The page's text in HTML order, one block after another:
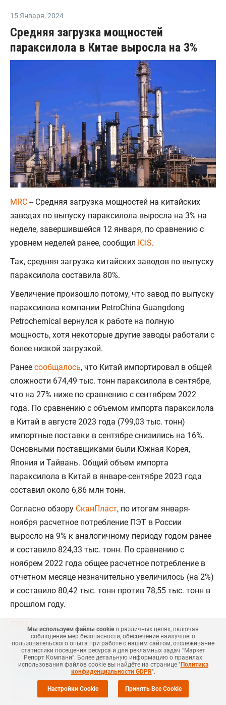
15 Января, 2024
Средняя загрузка мощностей
параксилола в Китае выросла на 3%
MRC -- Средняя загрузка мощностей на китайских
заводах по выпуску параксилола выросла на 3% на
неделе, завершившейся 12 января, по сравнению с
уровнем неделей ранее, сообщил ICIS.
Так, средняя загрузка китайских заводов по выпуску
параксилола составила 80%.
Увеличение произошло потому, что завод по выпуску
параксилола компании PetroChina Guangdong
Petrochemical вернулся к работе на полную
мощность, хотя некоторые другие заводы работали с
более низкой загрузкой.
Ранее сообщалось, что Китай импортировал в общей
сложности 674,49 тыс. тонн параксилола в сентябре,
что на 27% ниже по сравнению с сентябрем 2022
года. По сравнению с объемом импорта параксилола
в Китай в августе 2023 года (799,03 тыс. тонн)
импортные поставки в сентябре снизились на 16%.
Основными поставщиками были Южная Корея,
Япония и Тайвань. Общий объем импорта
параксилола в Китай в январе-сентябре 2023 года
составил около 6,86 млн тонн.
Согласно обзору СканПласт, по итогам января-
ноября расчетное потребление ПЭТ в России
выросло на 9% к аналогичному периоду годом ранее
и составило 824,33 тыс. тонн. По сравнению с
ноябрем 2022 года общее расчетное потребление в
отчетном месяце незначительно увеличилось (на 2%)
и составило 80,42 тыс. тонн против 78,55 тыс. тонн в
прошлом году.
#НЕФТЕХИМИЯ #ПЭТ-ГРАНУЛЯТ #ПАРАКСИЛОЛ #КИТАЙ
НОВОСТЬ #PETROCHINA Еще1
+Добавить все теги в фильтр
Мы используем файлы cookieв различных целях, включая
соблюдение мер безопасности, обеспечение наилучшего
пользовательского опыта при работе с нашим сайтом, отслеживание
статистики посещения ресурса и для рекламных задач “Маркет
Репорт Компани”. Более детальную информацию о правилах
использования файлов cookie вы найдёте на странице "Политика
конфиденциальности GDPR".
Настройки Cookie Принять Все Cookie